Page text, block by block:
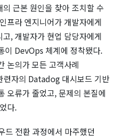
근본 원인을 찾아 조치할 수
프라 엔지니어가 개발자에게
, 개발자가 현업 담당자에게
이 DevOps 체계에 정착됐다.
논의가 모든 고객사례
자의 Datadog 대시보드 기반
오류가 줄었고, 문제의 본질에
다.
전환 과정에서 마주했던